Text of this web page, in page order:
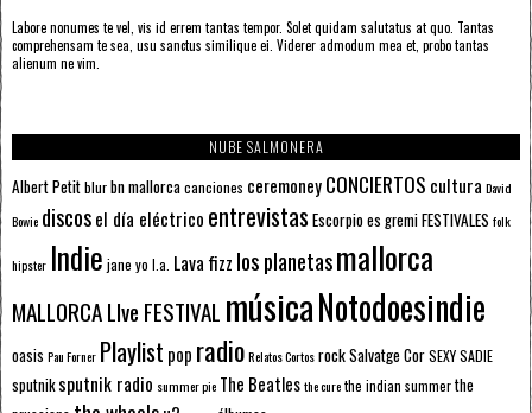
Labore nonumes te vel, vis id errem tantas tempor. Solet quidam salutatus at quo. Tantas
comprehensam te sea, usu sanctus similique ei. Viderer admodum mea et, probo tantas
alienum ne vim.
NUBE SALMONERA
Albert Petitblurbn mallorcacanciones ceremoneyCONCIERTOS cultura David
Bowie discosel día eléctrico entrevistas Escorpioes gremiFESTIVALES folk
hipster Indie jane yo l.a. Lava fizz los planetasmallorca
MALLORCA LIve FESTIVAL músicaNotodoesindie
oasis Pau Forner Playlist pop radioRelatos CortosrockSalvatge CorSEXY SADIE
sputnik sputnik radio summer pie The Beatlesthe curethe indian summerthe